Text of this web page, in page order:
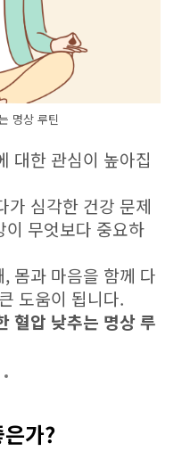
명상 루틴
대한 관심이 높아집
가 심각한 건강 문제
무엇보다 중요하
몸과 마음을 함께 다
도움이 됩니다.
혈압 낮추는 명상 루
가?